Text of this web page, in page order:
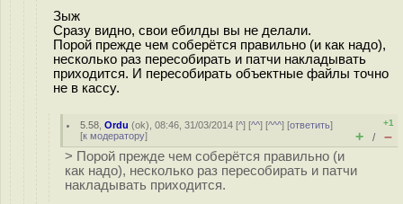
Зыж
Сразу видно, свои ебилды вы не делали.
Порой прежде чем соберётся правильно (и как надо),
несколько раз пересобирать и патчи накладывать
приходится. И пересобирать объектные файлы точно
не в кассу.
5.58 ,Ordu (ok), 08:46, 31/03/2014 [^] [^^] [^^^] [ответить]
[к модератору]
+1
+ / –
> Порой прежде чем соберётся правильно (и
как надо), несколько раз пересобирать и патчи
накладывать приходится.